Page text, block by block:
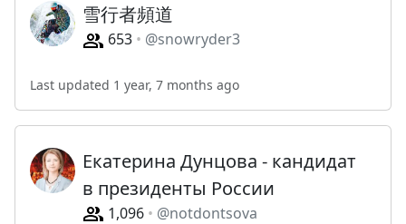
雪行者頻道
653 @snowryder3
Last updated 1 year, 7 months ago
Екатерина Дунцова - кандидат
в президенты России
1,096
@notdontsova